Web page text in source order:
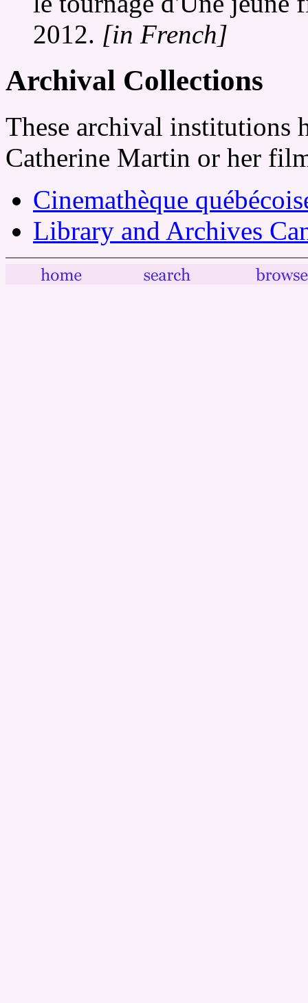
2012. [in French]
Archival Collections
These archival institutions
Catherine Martin or her
Cinemathèque
Library and Archives